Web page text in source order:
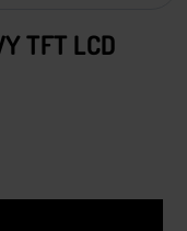
TFT LCD